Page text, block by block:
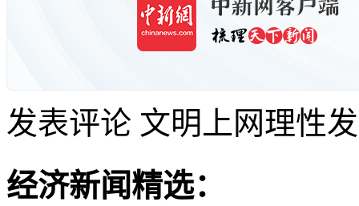
发表评论 文明上网理性
经济新闻精选：